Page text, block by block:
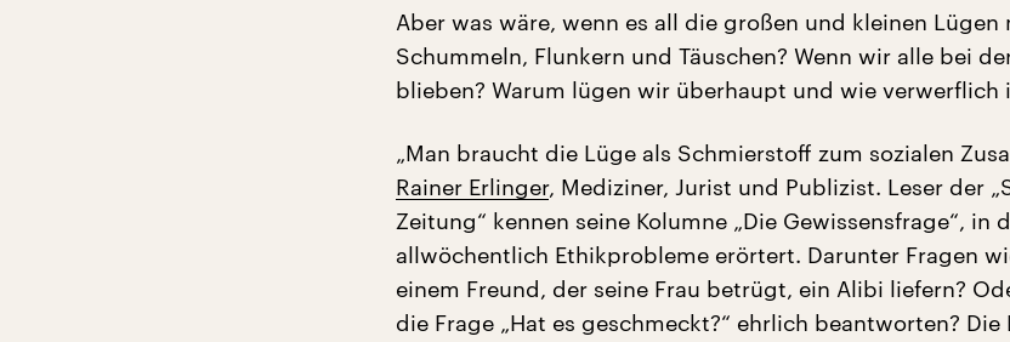
Aber was wäre, wenn es all die großen und kleinen Lügen
Schummeln, Flunkern und Täuschen? Wenn wir alle bei
blieben? Warum lügen wir überhaupt und wie verwerflich
„Man braucht die Lüge als Schmierstoff zum sozialen
Rainer Erlinger, Mediziner, Jurist und Publizist. Leser der
Zeitung“ kennen seine Kolumne „Die Gewissensfrage“, in
allwöchentlich Ethikprobleme erörtert. Darunter Fragen
einem Freund, der seine Frau betrügt, ein Alibi liefern?
die Frage „Hat es geschmeckt?“ ehrlich beantworten? Die